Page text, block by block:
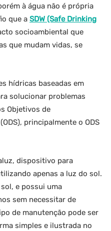
à água não é própria
que a SDW (Safe Drinking
socioambiental que
que mudam vidas, se
hídricas baseadas em
solucionar problemas
Objetivos de
principalmente o ODS
dispositivo para
apenas a luz do sol.
e possui uma
sem necessitar de
de manutenção pode ser
simples e ilustrada no